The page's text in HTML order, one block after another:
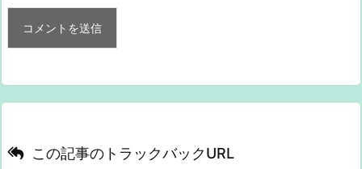
この記事のトラックバックURL